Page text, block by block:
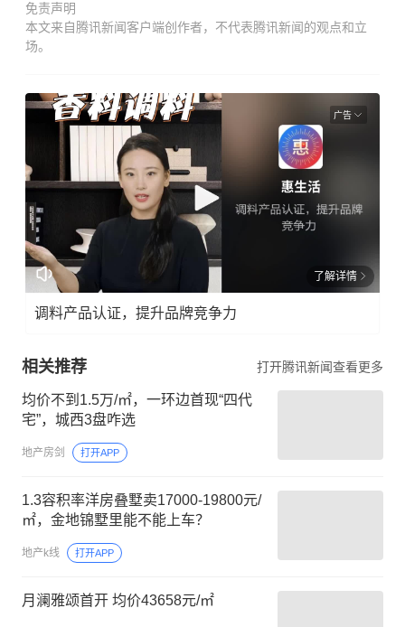
免责声明
本文来自腾讯新闻客户端创作者，不代表腾讯新闻的观点和立
场。
广告
了解详情
调料产品认证，提升品牌竞争力
相关推荐 打开腾讯新闻查看更多
均价不到1.5万/㎡，一环边首现“四代
宅”，城西3盘咋选
地产房剑 打开APP
1.3容积率洋房叠墅卖17000-19800元/
㎡，金地锦墅里能不能上车？
地产k线 打开APP
月澜雅颂首开 均价43658元/㎡